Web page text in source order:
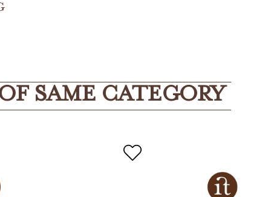
SAME CATEGORY